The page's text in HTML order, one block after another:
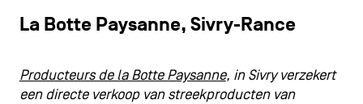
La Botte Paysanne, Sivry-Rance
Producteurs de la Botte Paysanne, in Sivry verzekert
een directe verkoop van streekproducten van